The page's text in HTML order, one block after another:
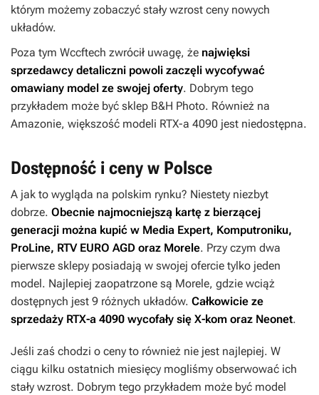
którym możemy zobaczyć stały wzrost ceny nowych
układów.
Poza tym Wccftech zwrócił uwagę, że najwięksi
sprzedawcy detaliczni powoli zaczęli wycofywać
omawiany model ze swojej oferty. Dobrym tego
przykładem może być sklep B&H Photo. Również na
Amazonie, większość modeli RTX-a 4090 jest niedostępna.
Dostępność i ceny w Polsce
A jak to wygląda na polskim rynku? Niestety niezbyt
dobrze. Obecnie najmocniejszą kartę z bierzącej
generacji można kupić w Media Expert, Komputroniku,
ProLine, RTV EURO AGD oraz Morele. Przy czym dwa
pierwsze sklepy posiadają w swojej ofercie tylko jeden
model. Najlepiej zaopatrzone są Morele, gdzie wciąż
dostępnych jest 9 różnych układów. Całkowicie ze
sprzedaży RTX-a 4090 wycofały się X-kom oraz Neonet.
Jeśli zaś chodzi o ceny to również nie jest najlepiej. W
ciągu kilku ostatnich miesięcy mogliśmy obserwować ich
stały wzrost. Dobrym tego przykładem może być model